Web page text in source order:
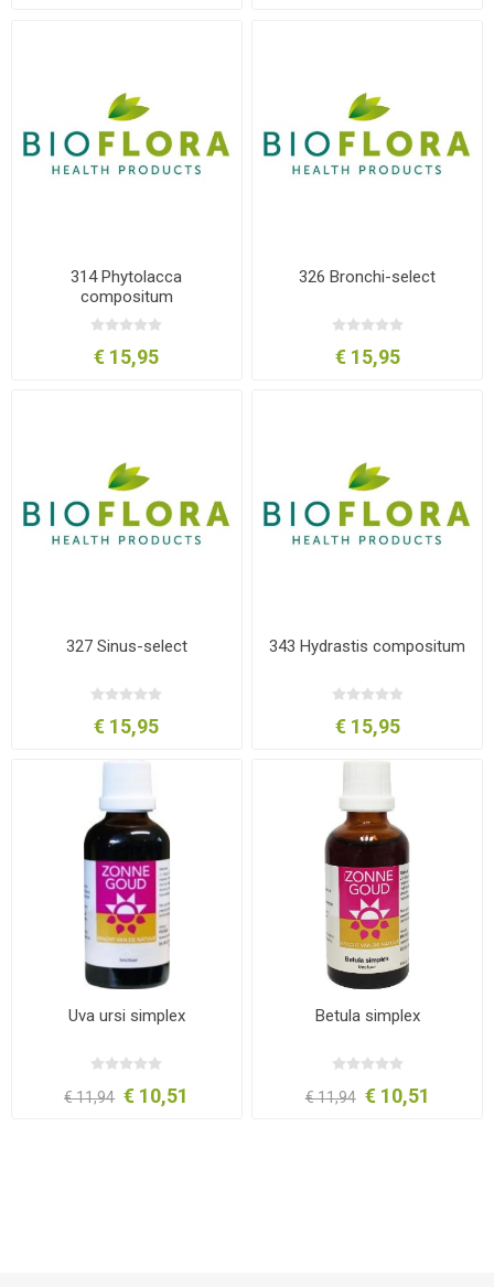
314 Phytolacca
compositum
€ 15,95
326 Bronchi-select
€ 15,95
327 Sinus-select
€ 15,95
343 Hydrastis compositum
€ 15,95
Uva ursi simplex
€ 11,94 € 10,51
Betula simplex
€ 11,94 € 10,51